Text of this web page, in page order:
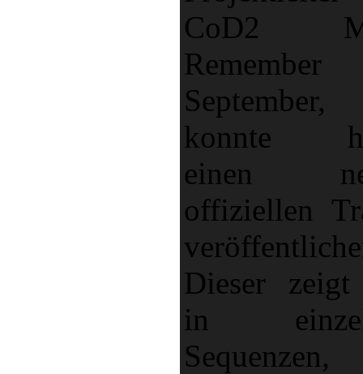
CoD2
Remember
September,
konnte
einen
offiziellen
Dieser
in
Sequenzen,